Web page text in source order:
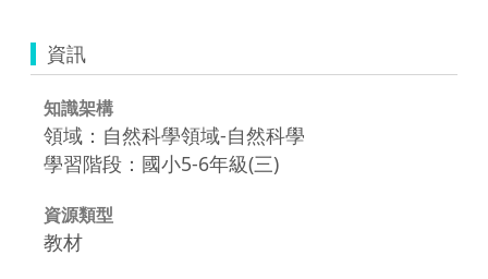
資訊
知識架構
領域：自然科學領域-自然科學
學習階段：國小5-6年級(三)
資源類型
教材